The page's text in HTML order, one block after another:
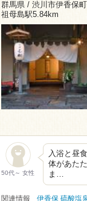
群馬県 / 渋川市伊香保
祖母島駅5.84km
50代～ 女性
入浴と昼
体があた
ま…
関連情報 伊香保 硫酸塩